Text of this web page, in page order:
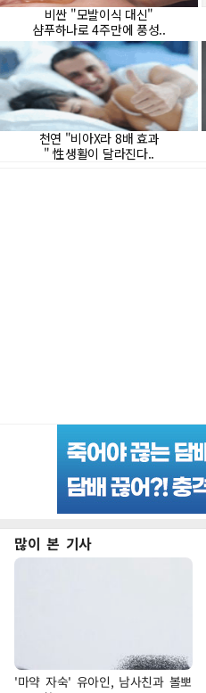
많이 본 기사
'마약 자숙' 유아인, 남사친과 볼뽀